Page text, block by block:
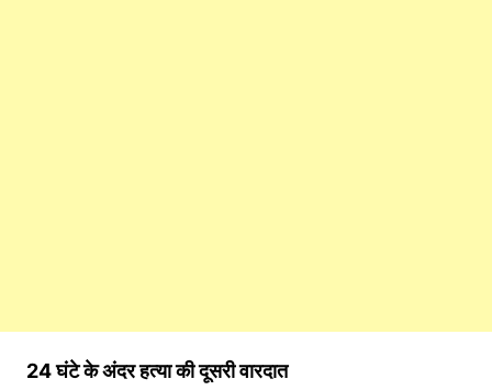
24 घंटे के अंदर हत्या की दूसरी वारदात